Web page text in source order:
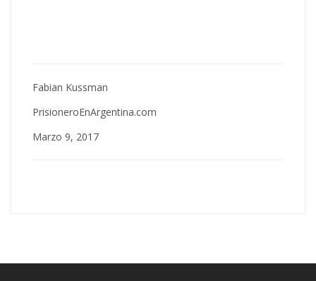
Fabian Kussman
PrisioneroEnArgentina.com
Marzo 9, 2017